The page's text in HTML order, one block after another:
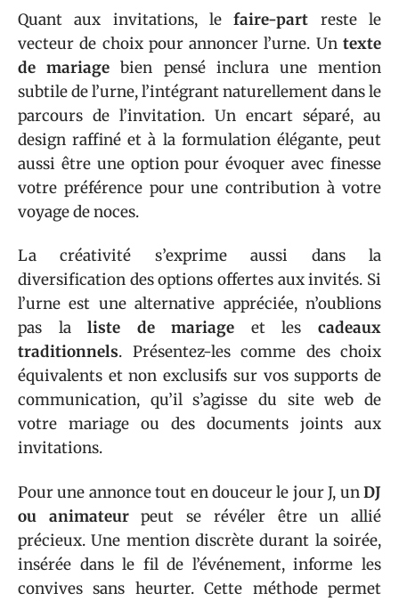
Quant aux invitations, lefaire-part reste le
vecteur de choix pour annoncer l’urne. Un texte
de mariage bien pensé inclura une mention
subtile de l’urne, l’intégrant naturellement dans le
parcours de l’invitation. Un encart séparé, au
design raffiné et à la formulation élégante, peut
aussi être une option pour évoquer avec finesse
votre préférence pour une contribution à votre
voyage de noces.
La créativité s’exprime aussi dans la
diversification des options offertes aux invités. Si
l’urne est une alternative appréciée, n’oublions
pas laliste de mariage et lescadeaux
traditionnels. Présentez-les comme des choix
équivalents et non exclusifs sur vos supports de
communication, qu’il s’agisse du site web de
votre mariage ou des documents joints aux
invitations.
Pour une annonce tout en douceur le jour J, unDJ
ou animateurpeut se révéler être un allié
précieux. Une mention discrète durant la soirée,
insérée dans le fil de l’événement, informe les
convives sans heurter. Cette méthode permet